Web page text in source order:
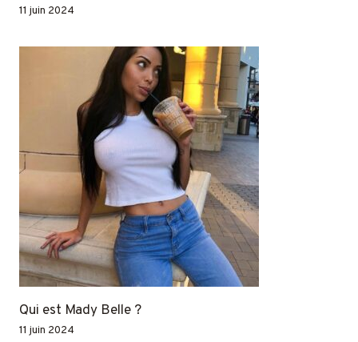
11 juin 2024
Qui est Mady Belle ?
11 juin 2024